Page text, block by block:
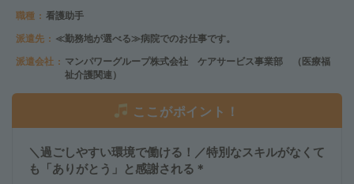
職種
看護助手
派遣先
≪勤務地が選べる≫病院でのお仕事です。
派遣会社
マンパワーグループ株式会社 ケアサービス事業部 （医療福
祉介護関連）
ここがポイント！
＼過ごしやすい環境で働ける！／特別なスキルがなくて
も「ありがとう」と感謝される＊